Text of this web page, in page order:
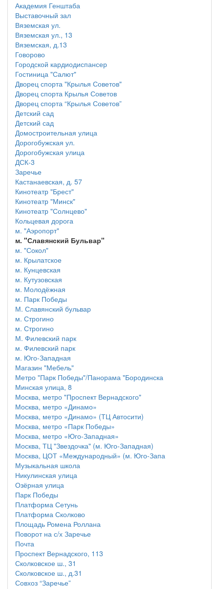
Академия Генштаба
Выставочный зал
Вяземская ул.
Вяземская ул., 13
Вяземская, д.13
Говорово
Городской кардиодиспансер
Гостиница "Салют"
Дворец спорта "Крылья Советов"
Дворец спорта Крылья Советов
Дворец спорта “Крылья Советов”
Детский сад
Детский сад
Домостроительная улица
Дорогобужская ул.
Дорогобужская улица
ДСК-3
Заречье
Кастанаевская, д. 57
Кинотеатр "Брест"
Кинотеатр "Минск"
Кинотеатр "Солнцево"
Кольцевая дорога
м. "Аэропорт"
м. "Славянский Бульвар"
м. "Сокол"
м. Крылатское
м. Кунцевская
м. Кутузовская
м. Молодёжная
м. Парк Победы
М. Славянский бульвар
м. Строгино
м. Строгино
М. Филевский парк
м. Филевский парк
м. Юго-Западная
Магазин "Мебель"
Метро "Парк Победы"/Панорама "Бородинска
Минская улица, 8
Москва, метро "Проспект Вернадского"
Москва, метро «Динамо»
Москва, метро «Динамо» (ТЦ Автосити)
Москва, метро «Парк Победы»
Москва, метро «Юго-Западная»
Москва, ТЦ "Звездочка" (м. Юго-Западная)
Москва, ЦОТ «Международный» (м. Юго-Запа
Музыкальная школа
Никулинская улица
Озёрная улица
Парк Победы
Платформа Сетунь
Платформа Сколково
Площадь Ромена Роллана
Поворот на с/х Заречье
Почта
Проспект Вернадского, 113
Сколковское ш., 31
Сколковское ш., д.31
Совхоз “Заречье”